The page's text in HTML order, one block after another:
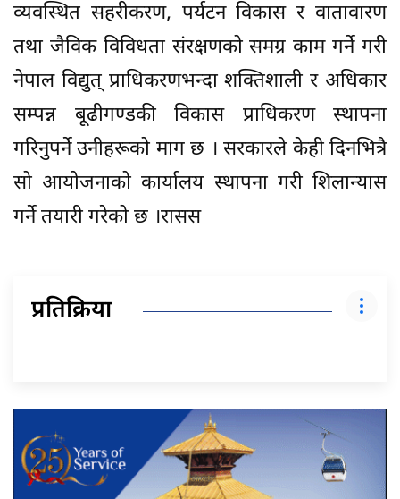
व्यवस्थित सहरीकरण, पर्यटन विकास र वातावारण
तथा जैविक विविधता संरक्षणको समग्र काम गर्ने गरी
नेपाल विद्युत् प्राधिकरणभन्दा शक्तिशाली र अधिकार
सम्पन्न बूढीगण्डकी विकास प्राधिकरण स्थापना
गरिनुपर्ने उनीहरूको माग छ । सरकारले केही दिनभित्रै
सो आयोजनाको कार्यालय स्थापना गरी शिलान्यास
गर्ने तयारी गरेको छ ।रासस
प्रतिक्रिया